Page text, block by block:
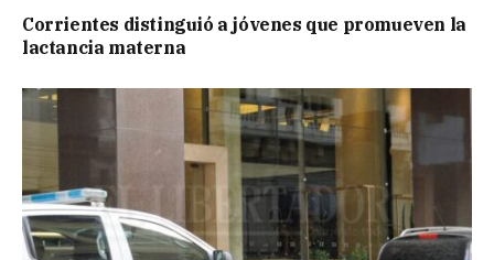
Corrientes distinguió a jóvenes que promueven la
lactancia materna